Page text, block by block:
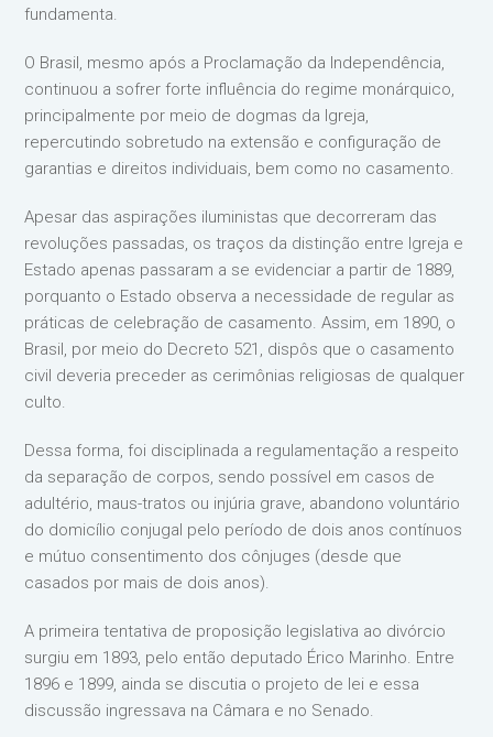
fundamenta.
O Brasil, mesmo após a Proclamação da Independência,
continuou a sofrer forte influência do regime monárquico,
principalmente por meio de dogmas da Igreja,
repercutindo sobretudo na extensão e configuração de
garantias e direitos individuais, bem como no casamento.
Apesar das aspirações iluministas que decorreram das
revoluções passadas, os traços da distinção entre Igreja e
Estado apenas passaram a se evidenciar a partir de 1889,
porquanto o Estado observa a necessidade de regular as
práticas de celebração de casamento. Assim, em 1890, o
Brasil, por meio do Decreto 521, dispôs que o casamento
civil deveria preceder as cerimônias religiosas de qualquer
culto.
Dessa forma, foi disciplinada a regulamentação a respeito
da separação de corpos, sendo possível em casos de
adultério, maus-tratos ou injúria grave, abandono voluntário
do domicílio conjugal pelo período de dois anos contínuos
e mútuo consentimento dos cônjuges (desde que
casados por mais de dois anos).
A primeira tentativa de proposição legislativa ao divórcio
surgiu em 1893, pelo então deputado Érico Marinho. Entre
1896 e 1899, ainda se discutia o projeto de lei e essa
discussão ingressava na Câmara e no Senado.